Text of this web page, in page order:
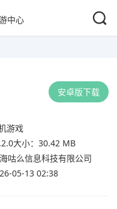
安卓版下载
游戏
大小：30.42 MB
海咕么信息科技有限公司
05-13 02:38